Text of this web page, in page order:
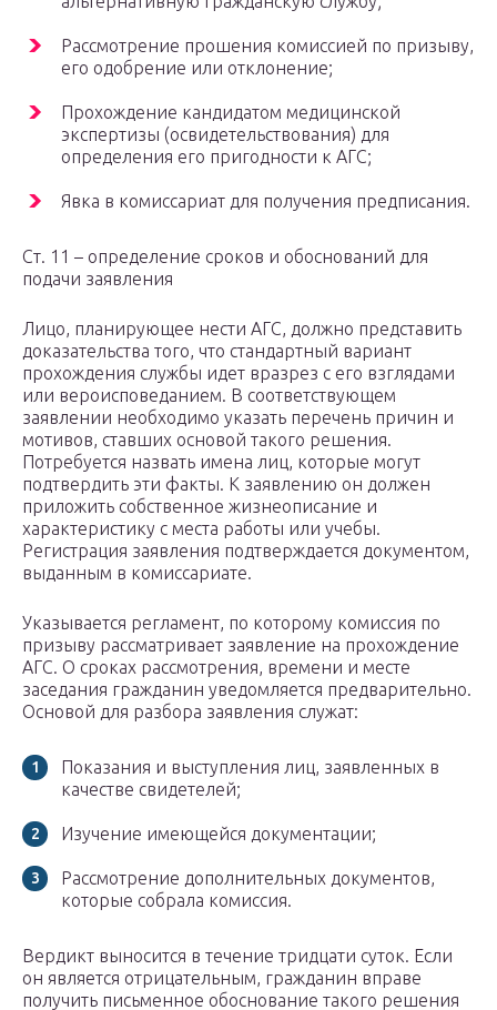
Рассмотрение прошения комиссией по призыву,
его одобрение или отклонение;
Прохождение кандидатом медицинской
экспертизы (освидетельствования) для
определения его пригодности к АГС;
Явка в комиссариат для получения предписания.
Ст. 11 – определение сроков и обоснований для
подачи заявления
Лицо, планирующее нести АГС, должно представить
доказательства того, что стандартный вариант
прохождения службы идет вразрез с его взглядами
или вероисповеданием. В соответствующем
заявлении необходимо указать перечень причин и
мотивов, ставших основой такого решения.
Потребуется назвать имена лиц, которые могут
подтвердить эти факты. К заявлению он должен
приложить собственное жизнеописание и
характеристику с места работы или учебы.
Регистрация заявления подтверждается документом,
выданным в комиссариате.
Указывается регламент, по которому комиссия по
призыву рассматривает заявление на прохождение
АГС. О сроках рассмотрения, времени и месте
заседания гражданин уведомляется предварительно.
Основой для разбора заявления служат:
Показания и выступления лиц, заявленных в
качестве свидетелей;
Изучение имеющейся документации;
Рассмотрение дополнительных документов,
которые собрала комиссия.
Вердикт выносится в течение тридцати суток. Если
он является отрицательным, гражданин вправе
получить письменное обоснование такого решения